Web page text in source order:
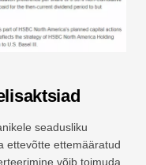
seadusliku
ettevõtte ettemääratud
võib toimuda